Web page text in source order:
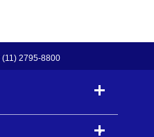
(11) 2795-8800
-